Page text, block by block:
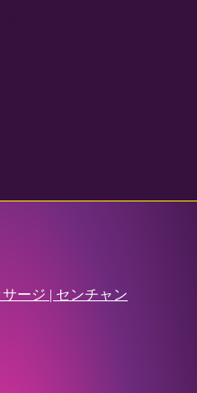
林 タイ古式マッサージ | セ
ージ | センチャン